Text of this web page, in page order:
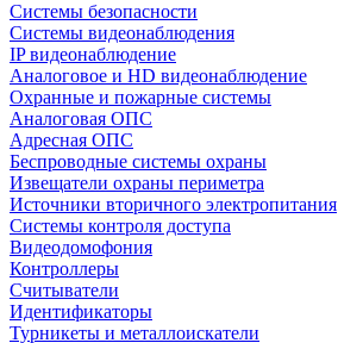
Системы безопасности
Системы видеонаблюдения
IP видеонаблюдение
Аналоговое и HD видеонаблюдение
Охранные и пожарные системы
Аналоговая ОПС
Адресная ОПС
Беспроводные системы охраны
Извещатели охраны периметра
Источники вторичного электропитания
Системы контроля доступа
Видеодомофония
Контроллеры
Считыватели
Идентификаторы
Турникеты и металлоискатели